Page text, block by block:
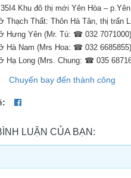
Khu đô thị mới Yên Hòa –
Thạch Thất: Thôn Hà Tân, thị trấn
Hưng Yên (Mr. Tú: ☎ 032
Hà Nam (Mrs Hoa: ☎ 032
Hạ Long (Mrs. Chung: ☎ 035
Chuyến bay đến thành công
LUẬN CỦA BẠN: